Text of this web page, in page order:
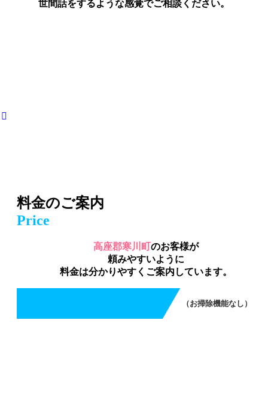
世間話をするような感覚でご相談ください。
料金のご案内
Price
高座郡寒川町のお客様が
頼みやすいように
料金は分かりやすくご案内しています。
エアコンクリーニング（お掃除機能なし）
（お掃除機能なし）